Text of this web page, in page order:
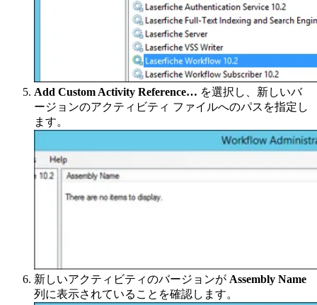
Add Custom Activity Reference… を選択し、新しいバ
ージョンのアクティビティ ファイルへのパスを指定し
ます。
新しいアクティビティのバージョンが Assembly Name
列に表示されていることを確認します。